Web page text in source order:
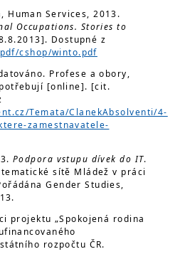
Human Services, 2013.
Occupations. Stories to
Dostupné z
cshop/winto.pdf
Profese a obory,
[online]. [cit.
Temata/ClanekAbsolventi/4-
zamestnavatele-
Podpora vstupu dívek do IT.
sítě Mládež v práci
Gender Studies,
projektu „Spokojená rodina
rozpočtu ČR.